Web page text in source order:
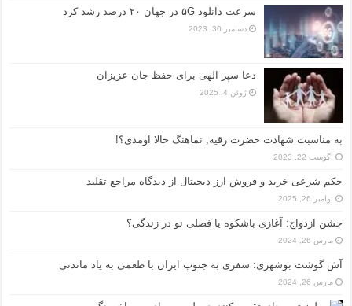
سرعت دانلود ۵G در جهان ۲۰ درصد رشد کرد
دسامبر 30, 2023
دعا سپر الهی برای حفظ جان عزیزان
ژوئن 4, 2025
به مناسبت شهادت حضرت رقیه, نماهنگ حالا اومدی؟!
آگوست 22, 2023
حکم شرعی خرید و فروش ارز دیجیتال از دیدگاه مراجع تقلید
نوامبر 26, 2025
جشن ازدواج: آغازی باشکوه یا فصلی نو در زندگی؟
مارس 26, 2024
آش گوشت بوشهری: سفری به جنوب ایران با طعمی به یاد ماندنی
مارس 26, 2024